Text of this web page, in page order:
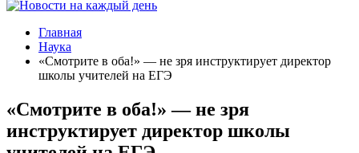
Главная
Наука
«Смотрите в оба!» — не зря инструктирует директор
школы учителей на ЕГЭ
«Смотрите в оба!» — не зря
инструктирует директор школы